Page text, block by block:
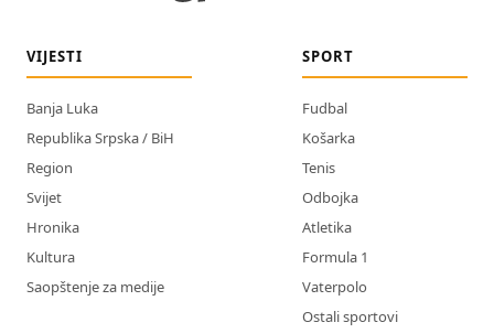
VIJESTI
Banja Luka
Republika Srpska / BiH
Region
Svijet
Hronika
Kultura
Saopštenje za medije
SPORT
Fudbal
Košarka
Tenis
Odbojka
Atletika
Formula 1
Vaterpolo
Ostali sportovi